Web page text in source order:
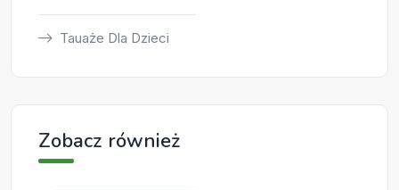
Tauaże Dla Dzieci
Zobacz również